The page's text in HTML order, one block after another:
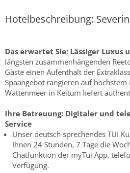
Hotelbeschreibung:
Das erwartet Sie: Lässiger Luxus
längsten zusammenhängenden
Gäste einen Aufenthalt der
Spaangebot rangieren auf höchstem
Wattenmeer in Keitum liefert
Ihre Betreuung: Digitaler und
Service
Unser deutsch sprechendes TUI
Ihnen 24 Stunden, 7 Tage die
Chatfunktion der myTui App,
Verfügung.